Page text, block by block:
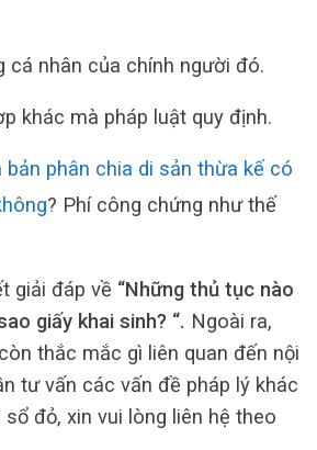
cá nhân của chính người đó.
khác mà pháp luật quy định.
bản phân chia di sản thừa kế có
? Phí công chứng như thế
giải đáp về “Những thủ tục nào
giấy khai sinh? “. Ngoài ra,
thắc mắc gì liên quan đến nội
tư vấn các vấn đề pháp lý khác
đỏ, xin vui lòng liên hệ theo